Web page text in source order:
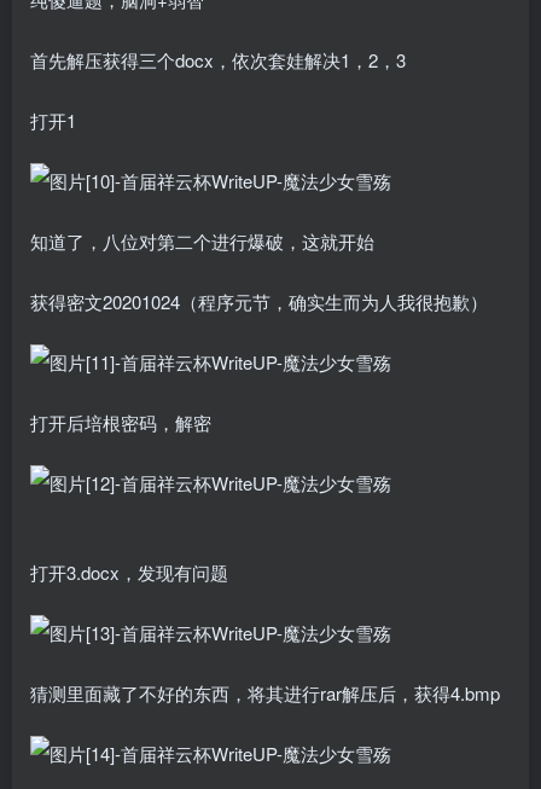
首先解压获得三个docx，依次套娃解决1，2，3
打开1
知道了，八位对第二个进行爆破，这就开始
获得密文20201024（程序元节，确实生而为人我很抱歉）
打开后培根密码，解密
打开3.docx，发现有问题
猜测里面藏了不好的东西，将其进行rar解压后，获得4.bmp